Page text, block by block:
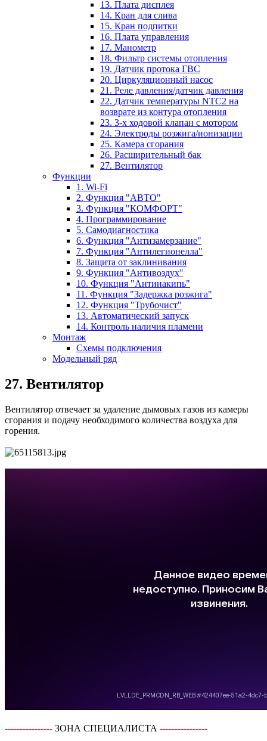
13. Плата дисплея
14. Кран для слива
15. Кран подпитки
16. Плата управления
17. Манометр
18. Фильтр системы отопления
19. Датчик протока ГВС
20. Циркуляционный насос
21. Реле давления/датчик давления
22. Датчик температуры NTC2 на
возврате из контура отопления
23. 3-х ходовой клапан с мотором
24. Электроды розжига/ионизации
25. Камера сгорания
26. Расширительный бак
27. Вентилятор
Функции
1. Wi-Fi
2. Функция "АВТО"
3. Функция "КОМФОРТ"
4. Программирование
5. Самодиагностика
6. Функция "Антизамерзание"
7. Функция "Антилегионелла"
8. Защита от заклинивания
9. Функция "Антивоздух"
10. Функция "Антинакипь"
11. Функция "Задержка розжига"
12. Функция "Трубочист"
13. Автоматический запуск
14. Контроль наличия пламени
Монтаж
Схемы подключения
Модельный ряд
27. Вентилятор
Вентилятор отвечает за удаление дымовых газов из камеры
сгорания и подачу необходимого количества воздуха для
горения.
---------------- ЗОНА СПЕЦИАЛИСТА ----------------